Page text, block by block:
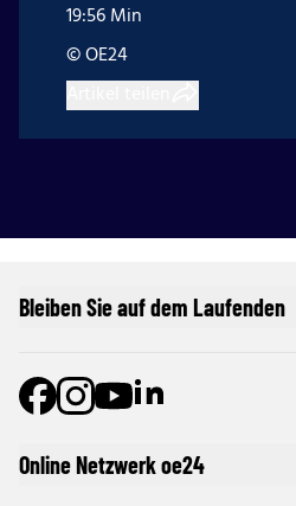
19:56 Min
© OE24
Online Netzwerk oe24
Bleiben Sie auf dem Laufenden